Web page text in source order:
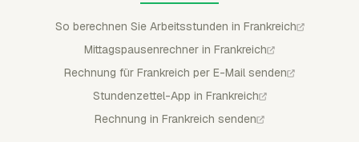
So berechnen Sie Arbeitsstunden in Frankreich
Mittagspausenrechner in Frankreich
Rechnung für Frankreich per E-Mail senden
Stundenzettel-App in Frankreich
Rechnung in Frankreich senden